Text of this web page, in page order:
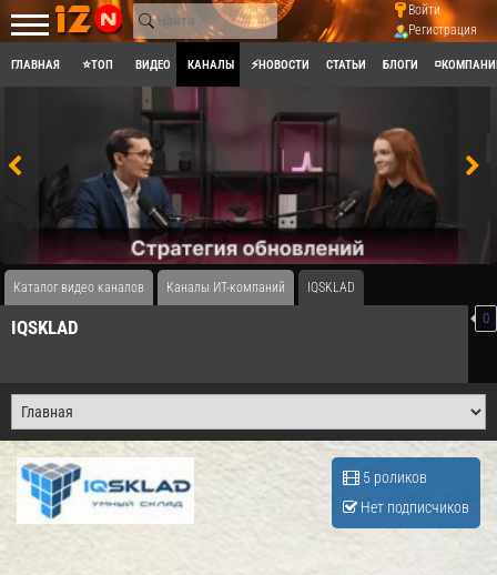
Войти
Регистрация
ГЛАВНАЯ ⭐ТОП ВИДЕО КАНАЛЫ ⚡НОВОСТИ СТАТЬИ БЛОГИ
Каталог видео каналов Каналы ИТ-компаний IQSKLAD
0
IQSKLAD
5 роликов
Нет подписчиков